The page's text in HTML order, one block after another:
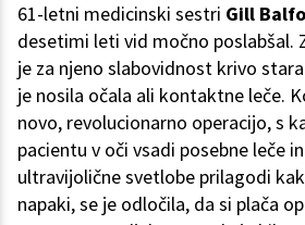
61-letni medicinski sestri Gill
desetimi leti vid močno poslabšal.
je za njeno slabovidnost krivo
je nosila očala ali kontaktne leče.
novo, revolucionarno operacijo, s
pacientu v oči vsadi posebne leče
ultravijolične svetlobe prilagodi
napaki, se je odločila, da si plača